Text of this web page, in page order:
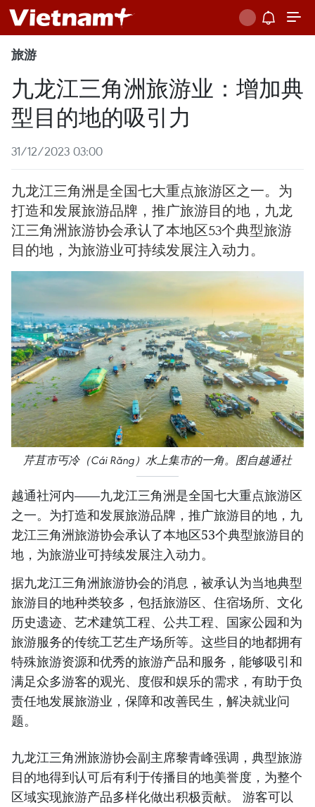
旅游
九龙江三角洲旅游业：增加典
型目的地的吸引力 ​
31/12/2023 03:00
九龙江三角洲是全国七大重点旅游区之一。为
打造和发展旅游品牌，推广旅游目的地，九龙
江三角洲旅游协会承认了本地区53个典型旅游
目的地，为旅游业可持续发展注入动力。
芹苴市丐冷（Cái Răng）水上集市的一角。图自越通社
越通社河内——九龙江三角洲是全国七大重点旅游区
之一。为打造和发展旅游品牌，推广旅游目的地，九
龙江三角洲旅游协会承认了本地区53个典型旅游目的
地，为旅游业可持续发展注入动力。
据九龙江三角洲旅游协会的消息，被承认为当地典型
旅游目的地种类较多，包括旅游区、住宿场所、文化
历史遗迹、艺术建筑工程、公共工程、国家公园和为
旅游服务的传统工艺生产场所等。这些目的地都拥有
特殊旅游资源和优秀的旅游产品和服务，能够吸引和
满足众多游客的观光、度假和娱乐的需求，有助于负
责任地发展旅游业，保障和改善民生，解决就业问
题。
九龙江三角洲旅游协会副主席黎青峰强调，典型旅游
目的地得到认可后有利于传播目的地美誉度，为整个
区域实现旅游产品多样化做出积极贡献。 游客可以